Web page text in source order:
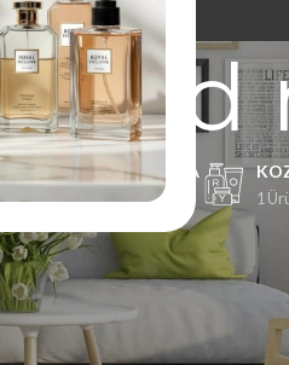
KOLONYA
16 Ürünler 1